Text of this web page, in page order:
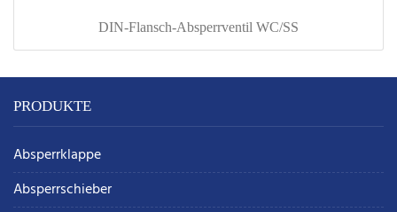
DIN-Flansch-Absperrventil WC/SS
PRODUKTE
Absperrklappe
Absperrschieber